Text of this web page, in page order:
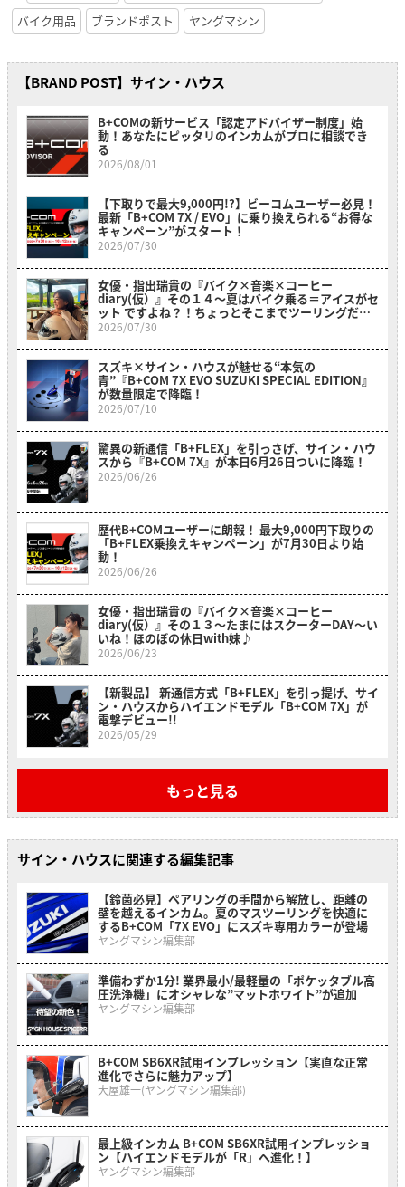
バイク用品
ブランドポスト ヤングマシン
【BRAND POST】サイン・ハウス
B+COMの新サービス「認定アドバイザー制度」始
動！あなたにピッタリのインカムがプロに相談でき
る
2026/08/01
【下取りで最大9,000円!?】ビーコムユーザー必見！
最新「B+COM 7X / EVO」に乗り換えられる“お得な
キャンペーン”がスタート！
2026/07/30
女優・指出瑞貴の『バイク×音楽×コーヒー
diary(仮）』その１４〜夏はバイク乗る＝アイスがセ
ット ですよね？！ちょっとそこまでツーリングだ
よ！～
2026/07/30
スズキ×サイン・ハウスが魅せる“本気の
青”『B+COM 7X EVO SUZUKI SPECIAL EDITION』
が数量限定で降臨！
2026/07/10
驚異の新通信「B+FLEX」を引っさげ、サイン・ハウ
スから『B+COM 7X』が本日6月26日ついに降臨！
2026/06/26
歴代B+COMユーザーに朗報！ 最大9,000円下取りの
「B+FLEX乗換えキャンペーン」が7月30日より始
動！
2026/06/26
女優・指出瑞貴の『バイク×音楽×コーヒー
diary(仮）』その１３〜たまにはスクーターDAY～い
いね！ほのぼの休日with妹♪
2026/06/23
【新製品】 新通信方式「B+FLEX」を引っ提げ、サイ
ン・ハウスからハイエンドモデル「B+COM 7X」が
電撃デビュー!!
2026/05/29
もっと見る
サイン・ハウスに関連する編集記事
【鈴菌必見】ペアリングの手間から解放し、距離の
壁を越えるインカム。夏のマスツーリングを快適に
するB+COM「7X EVO」にスズキ専用カラーが登場
ヤングマシン編集部
準備わずか1分! 業界最小/最軽量の「ポケッタブル高
圧洗浄機」にオシャレな”マットホワイト”が追加
ヤングマシン編集部
B+COM SB6XR試用インプレッション【実直な正常
進化でさらに魅力アップ】
大屋雄一(ヤングマシン編集部)
最上級インカム B+COM SB6XR試用インプレッショ
ン【ハイエンドモデルが「R」へ進化！】
ヤングマシン編集部